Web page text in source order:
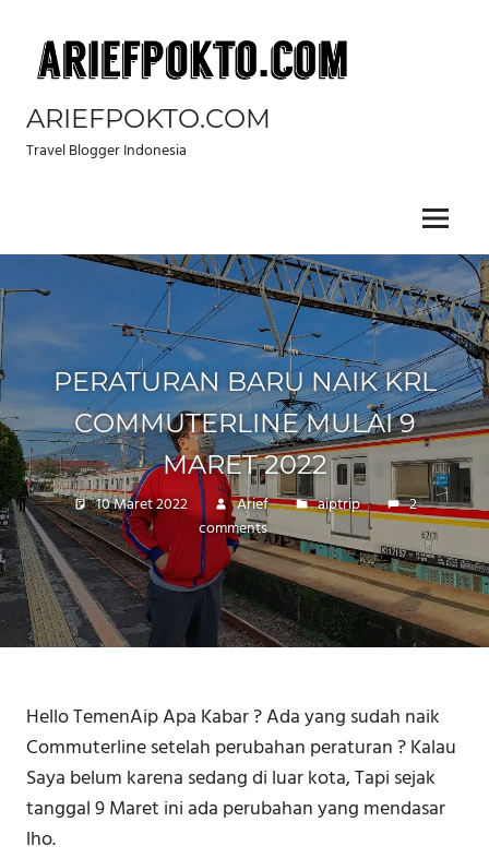
content
ARIEFPOKTO.COM
Travel Blogger Indonesia
Menu
PERATURAN BARU NAIK KRL
COMMUTERLINE MULAI 9
MARET 2022
10 Maret 2022 Arief aiptrip
2
comments
Hello TemenAip Apa Kabar ? Ada yang sudah naik
Commuterline setelah perubahan peraturan ? Kalau
Saya belum karena sedang di luar kota, Tapi sejak
tanggal 9 Maret ini ada perubahan yang mendasar
lho.